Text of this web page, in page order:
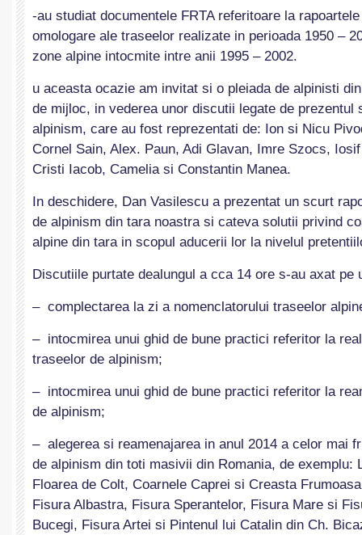
-au studiat documentele FRTA referitoare la
omologare ale traseelor realizate in perioada 1950 –
zone alpine intocmite intre anii 1995 – 2002.
u aceasta ocazie am invitat si o pleiada de alpinisti
de mijloc, in vederea unor discutii legate de prezentul
alpinism, care au fost reprezentati de: Ion si Nicu
Cornel Sain, Alex. Paun, Adi Glavan, Imre Szocs,
Cristi Iacob, Camelia si Constantin Manea.
In deschidere, Dan Vasilescu a prezentat un scurt
de alpinism din tara noastra si cateva solutii privind
alpine din tara in scopul aducerii lor la nivelul
Discutiile purtate dealungul a cca 14 ore s-au axat pe
– complectarea la zi a nomenclatorului traseelor
– intocmirea unui ghid de bune practici referitor la
traseelor de alpinism;
– intocmirea unui ghid de bune practici referitor la
de alpinism;
– alegerea si reamenajarea in anul 2014 a celor mai
de alpinism din toti masivii din Romania, de exemplu:
Floarea de Colt, Coarnele Caprei si Creasta
Fisura Albastra, Fisura Sperantelor, Fisura Mare si
Bucegi, Fisura Artei si Pintenul lui Catalin din Ch.